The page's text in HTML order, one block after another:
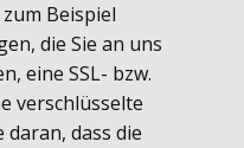
Beispiel
die Sie an uns
eine SSL- bzw.
verschlüsselte
dass die